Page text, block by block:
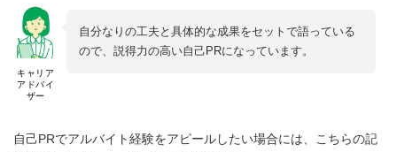
キャリア
アドバイ
ザー
自分なりの工夫と具体的な成果をセットで語っている
ので、説得力の高い自己PRになっています。
自己PRでアルバイト経験をアピールしたい場合には、こちらの記